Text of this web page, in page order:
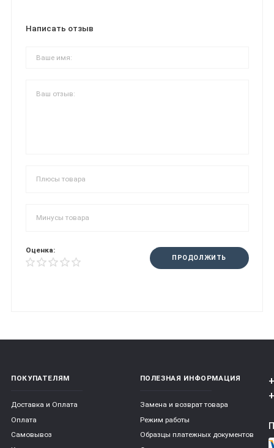
Написать отзыв
Оценка:
ПРОДОЛЖИТЬ
ПОКУПАТЕЛЯМ
Доставка и Оплата
Оплата
Самовывоз
ПОЛЕЗНАЯ ИНФОРМАЦИЯ
Замена и возврат товара
Режим работы
Образцы платежных документов